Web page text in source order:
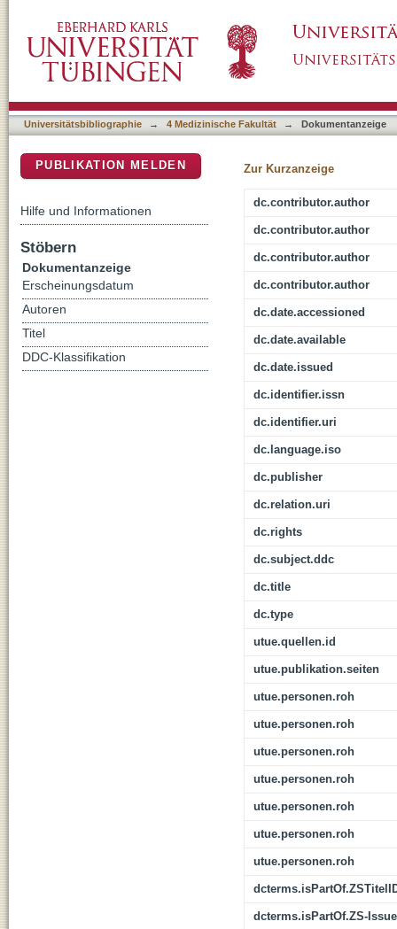
Universitätsbibliographie → 4 Medizinische Fakultät → Dokumentanzeige
Zur Kurzanzeige
dc.contributor.author
dc.contributor.author
dc.contributor.author
dc.contributor.author
dc.date.accessioned
dc.date.available
dc.date.issued
dc.identifier.issn
dc.identifier.uri
dc.language.iso
dc.publisher
dc.relation.uri
dc.rights
dc.subject.ddc
dc.title
dc.type
utue.quellen.id
utue.publikation.seiten
utue.personen.roh
utue.personen.roh
utue.personen.roh
utue.personen.roh
utue.personen.roh
utue.personen.roh
utue.personen.roh
dcterms.isPartOf.ZS-Issue
PUBLIKATION MELDEN
Hilfe und Informationen
Stöbern
Dokumentanzeige
Erscheinungsdatum
Autoren
Titel
DDC-Klassifikation